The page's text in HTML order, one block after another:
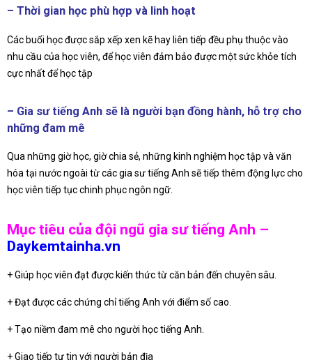
– Thời gian học phù hợp và linh hoạt
Các buổi học được sắp xếp xen kẽ hay liên tiếp đều phụ thuộc vào
nhu cầu của học viên, để học viên đảm bảo được một sức khỏe tích
cực nhất để học tập
– Gia sư tiếng Anh sẽ là người bạn đồng hành, hỗ trợ cho
những đam mê
Qua những giờ học, giờ chia sẻ, những kinh nghiệm học tập và văn
hóa tại nước ngoài từ các gia sư tiếng Anh sẽ tiếp thêm động lực cho
học viên tiếp tục chinh phục ngôn ngữ.
Mục tiêu của đội ngũ gia sư tiếng Anh –
Daykemtainha.vn
+ Giúp học viên đạt được kiến thức từ căn bản đến chuyên sâu.
+ Đạt được các chứng chỉ tiếng Anh với điểm số cao.
+ Tạo niềm đam mê cho người học tiếng Anh.
+ Giao tiếp tự tin với người bản địa